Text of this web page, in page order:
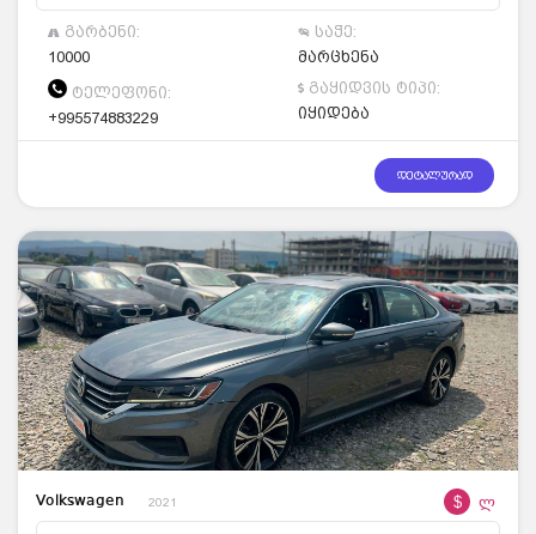
გარბენი:
10000
საჭე:
მარცხენა
ტელეფონი:
+995574883229
გაყიდვის ტიპი:
იყიდება
დეტალურად
Volkswagen 2021 $ ლ